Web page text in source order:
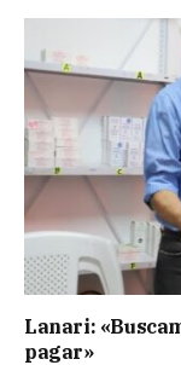
Lanari:
pagar»